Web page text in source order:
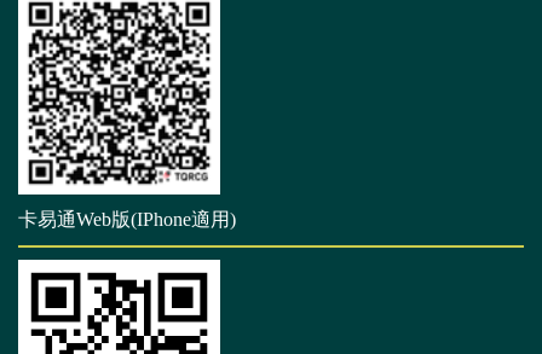
卡易通Web版(IPhone適用)